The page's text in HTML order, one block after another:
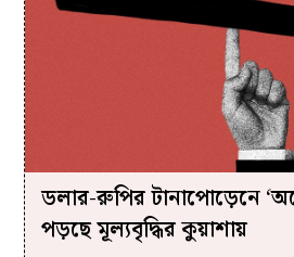
ডলার-রুপির টানাপোড়েনে
পড়ছে মূল্যবৃদ্ধির কুয়াশায়